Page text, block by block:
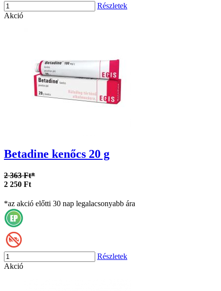
Részletek
Akció
Betadine kenőcs 20 g
2 363 Ft*
2 250 Ft
*az akció előtti 30 nap legalacsonyabb ára
Részletek
Akció